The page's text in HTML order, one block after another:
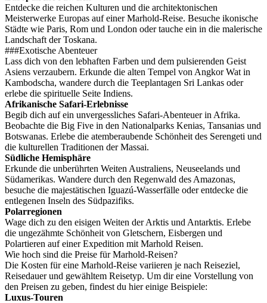
Entdecke die reichen Kulturen und die architektonischen
Meisterwerke Europas auf einer Marhold-Reise. Besuche ikonische
Städte wie Paris, Rom und London oder tauche ein in die malerische
Landschaft der Toskana.
###Exotische Abenteuer
Lass dich von den lebhaften Farben und dem pulsierenden Geist
Asiens verzaubern. Erkunde die alten Tempel von Angkor Wat in
Kambodscha, wandere durch die Teeplantagen Sri Lankas oder
erlebe die spirituelle Seite Indiens.
Afrikanische Safari-Erlebnisse
Begib dich auf ein unvergessliches Safari-Abenteuer in Afrika.
Beobachte die Big Five in den Nationalparks Kenias, Tansanias und
Botswanas. Erlebe die atemberaubende Schönheit des Serengeti und
die kulturellen Traditionen der Massai.
Südliche Hemisphäre
Erkunde die unberührten Weiten Australiens, Neuseelands und
Südamerikas. Wandere durch den Regenwald des Amazonas,
besuche die majestätischen Iguazú-Wasserfälle oder entdecke die
entlegenen Inseln des Südpazifiks.
Polarregionen
Wage dich zu den eisigen Weiten der Arktis und Antarktis. Erlebe
die ungezähmte Schönheit von Gletschern, Eisbergen und
Polartieren auf einer Expedition mit Marhold Reisen.
Wie hoch sind die Preise für Marhold-Reisen?
Die Kosten für eine Marhold-Reise variieren je nach Reiseziel,
Reisedauer und gewähltem Reisetyp. Um dir eine Vorstellung von
den Preisen zu geben, findest du hier einige Beispiele:
Luxus-Touren